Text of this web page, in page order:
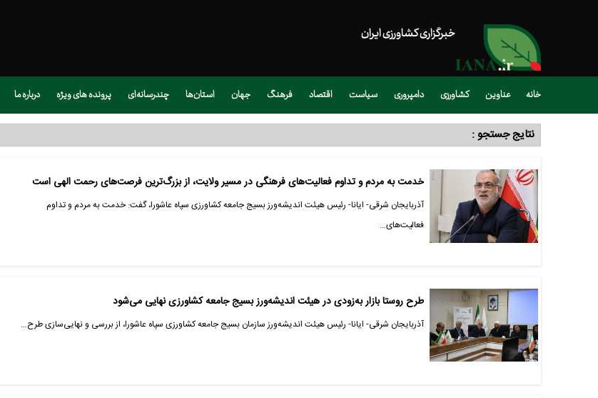
خبرگزاری کشاورزی ایران
خانه عناوین کشاورزی دامپروری سیاست اقتصاد فرهنگ جهان استان‌ها چندرسانه‌ای پرونده های ویژه درباره ما
نتایج جستجو :
خدمت به مردم و تداوم فعالیت‌های فرهنگی در مسیر ولایت، از بزرگ‌ترین فرصت‌های رحمت الهی است
آذربایجان شرقی- ایانا- رئیس هیئت اندیشه‌ورز بسیج جامعه کشاورزی سپاه عاشورا، گفت: خدمت به مردم و تداوم
فعالیت‌های…
طرح روستا بازار به‌زودی در هیئت اندیشه‌ورز بسیج جامعه کشاورزی نهایی می‌شود
آذربایجان شرقی- ایانا- رئیس هیئت اندیشه‌ورز سازمان بسیج جامعه کشاورزی سپاه عاشورا، از بررسی و نهایی‌سازی طرح…